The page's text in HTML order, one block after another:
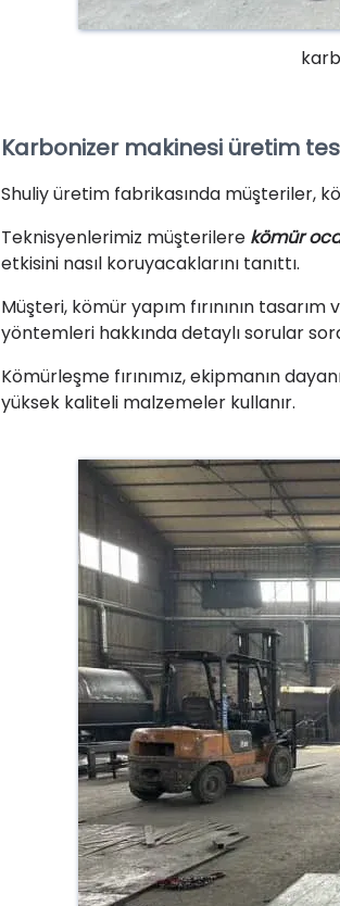
Karbonizer makinesi üretim
Shuliy üretim fabrikasında müşteriler,
Teknisyenlerimiz müşterilere kömür
etkisini nasıl koruyacaklarını tanıttı.
Müşteri, kömür yapım fırınının
yöntemleri hakkında detaylı sorular
Kömürleşme fırınımız, ekipmanın
yüksek kaliteli malzemeler kullanır.